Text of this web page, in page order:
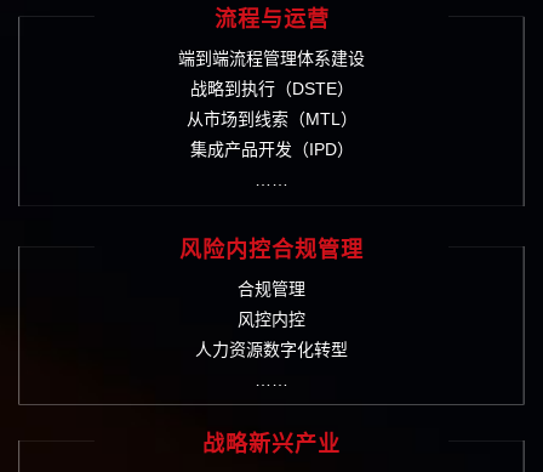
流程与运营
端到端流程管理体系建设
战略到执行（DSTE）
从市场到线索（MTL）
集成产品开发（IPD）
……
风险内控合规管理
合规管理
风控内控
人力资源数字化转型
……
战略新兴产业